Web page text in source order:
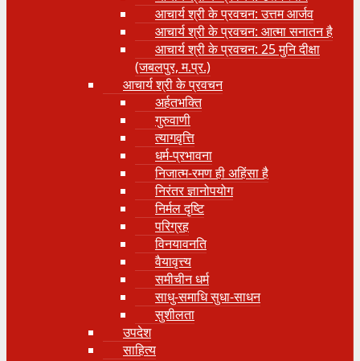
आचार्य श्री के प्रवचन: उत्तम आर्जव
आचार्य श्री के प्रवचन: आत्मा सनातन है
आचार्य श्री के प्रवचन: 25 मुनि दीक्षा
(जबलपुर, म.प्र.)
आचार्य श्री के प्रवचन
अर्हतभक्ति
गुरुवाणी
त्यागवृत्ति
धर्म-प्रभावना
निजात्म-रमण ही अहिंसा है
निरंतर ज्ञानोपयोग
निर्मल दृष्टि
परिग्रह
विनयावनति
वैयावृत्त्य
समीचीन धर्म
साधु-समाधि सुधा-साधन
सुशीलता
उपदेश
साहित्य